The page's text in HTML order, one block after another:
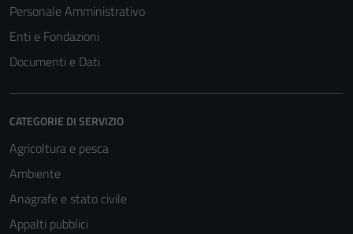
Personale Amministrativo
Enti e Fondazioni
Documenti e Dati
CATEGORIE DI SERVIZIO
Agricoltura e pesca
Ambiente
Anagrafe e stato civile
Appalti pubblici